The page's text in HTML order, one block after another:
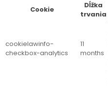
Cookie
Dĺžka
trvania
cookielawinfo-
checkbox-analytics
11
months